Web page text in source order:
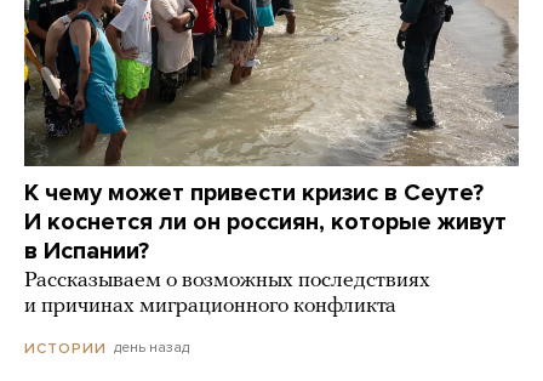
К чему может привести кризис в Сеуте?
И коснется ли он россиян, которые живут
в Испании?
Рассказываем о возможных последствиях
и причинах миграционного конфликта
ИСТОРИИ день назад